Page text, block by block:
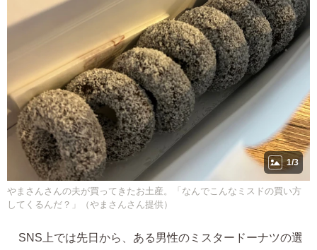
1/3
やまさんさんの夫が買ってきたお土産。「なんでこんなミスドの買い方
してくるんだ？」（やまさんさん提供）
SNS上では先日から、ある男性のミスタードーナツの選